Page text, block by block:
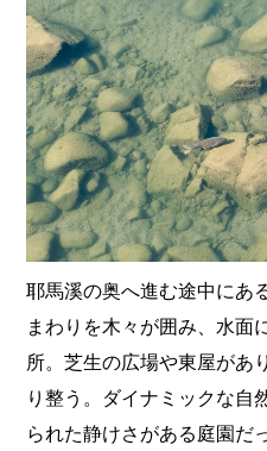
耶馬溪の奥へ進む途中にあ
まわりを木々が囲み、水面
所。芝生の広場や東屋があ
り整う。ダイナミックな自
られた静けさがある庭園だ